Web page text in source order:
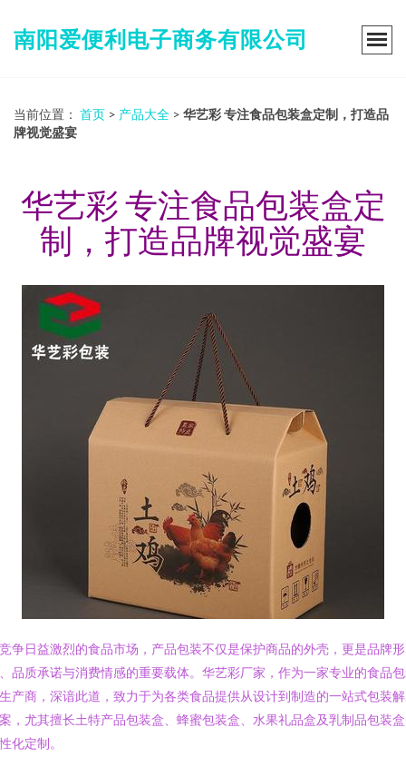
南阳爱便利电子商务有限公司
当前位置： 首页 > 产品大全 > 华艺彩 专注食品包装盒定制，打造品
牌视觉盛宴
华艺彩 专注食品包装盒定
制，打造品牌视觉盛宴
争日益激烈的食品市场，产品包装不仅是保护商品的外壳，更是品牌形
品质承诺与消费情感的重要载体。华艺彩厂家，作为一家专业的食品
产商，深谙此道，致力于为各类食品提供从设计到制造的一站式包装
，尤其擅长土特产品包装盒、蜂蜜包装盒、水果礼品盒及乳制品包装
化定制。